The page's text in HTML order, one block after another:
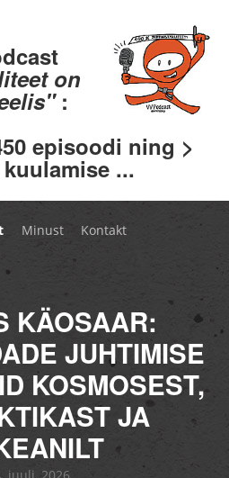
on
:
episoodi ning >
kuulamise ...
Minust Kontakt
KÄOSAAR:
JUHTIMISE
KOSMOSEST,
JA